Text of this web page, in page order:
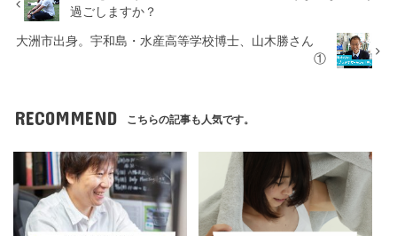
過ごしますか？
大洲市出身。宇和島・水産高等学校博士、山木勝さん
①
RECOMMEND こちらの記事も人気です。